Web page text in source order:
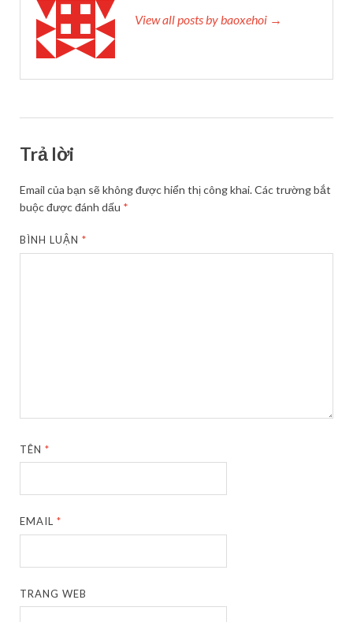
View all posts by baoxehoi →
Trả lời
Email của bạn sẽ không được hiển thị công khai.Các trường bắt
buộc được đánh dấu *
BÌNH LUẬN*
TÊN*
EMAIL*
TRANG WEB